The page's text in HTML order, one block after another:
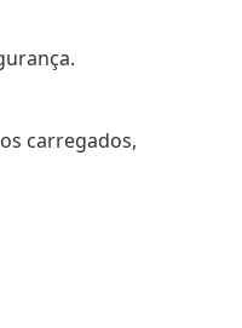
carregados,